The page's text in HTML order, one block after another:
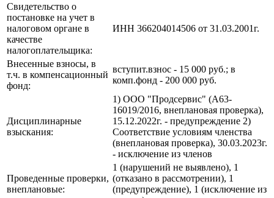
Свидетельство о
постановке на учет в
налоговом органе в
качестве
налогоплательщика:
ИНН 366204014506 от 31.03.2001г.
Внесенные взносы, в
т.ч. в компенсационный
фонд:
вступит.взнос - 15 000 руб.; в
комп.фонд - 200 000 руб.
Дисциплинарные
взыскания:
1) ООО "Продсервис" (А63-
16019/2016, внеплановая проверка),
15.12.2022г. - предупреждение 2)
Соответствие условиям членства
(внеплановая проверка), 30.03.2023г.
- исключение из членов
Проведенные проверки,
внеплановые:
1 (нарушений не выявлено), 1
(отказано в рассмотрении), 1
(предупреждение), 1 (исключение из